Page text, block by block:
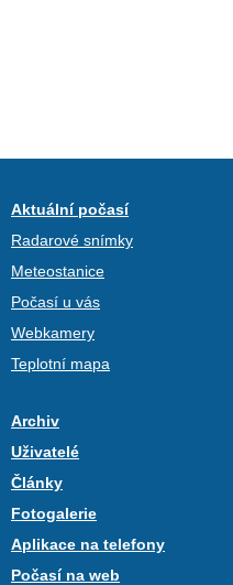
Aktuální počasí
Radarové snímky
Meteostanice
Počasí u vás
Webkamery
Teplotní mapa
Archiv
Uživatelé
Články
Fotogalerie
Aplikace na telefony
Počasí na web